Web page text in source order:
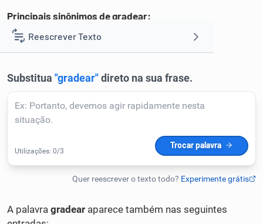
Reescrever Texto
Corrigir Texto
Humanizador de IA
Principais sinônimos de gradear:
1 amanhar.
A palavra gradear aparece também nas seguintes